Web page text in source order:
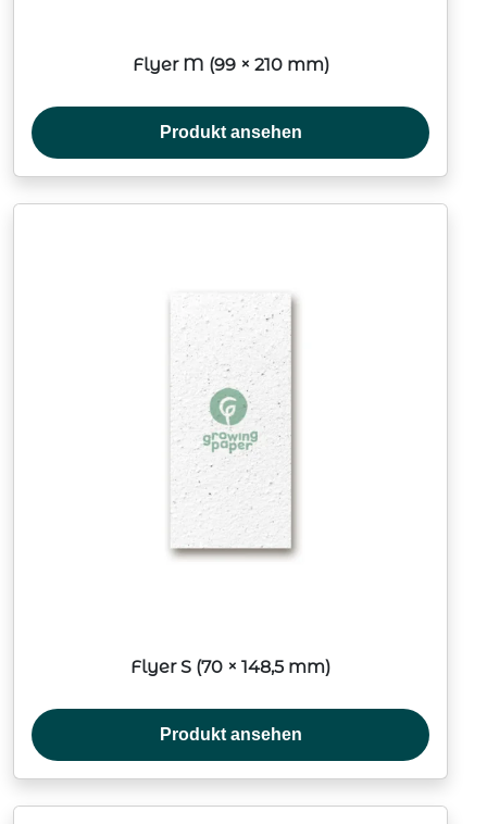
Flyer M (99 × 210 mm)
Produkt ansehen
Flyer S (70 × 148,5 mm)
Produkt ansehen